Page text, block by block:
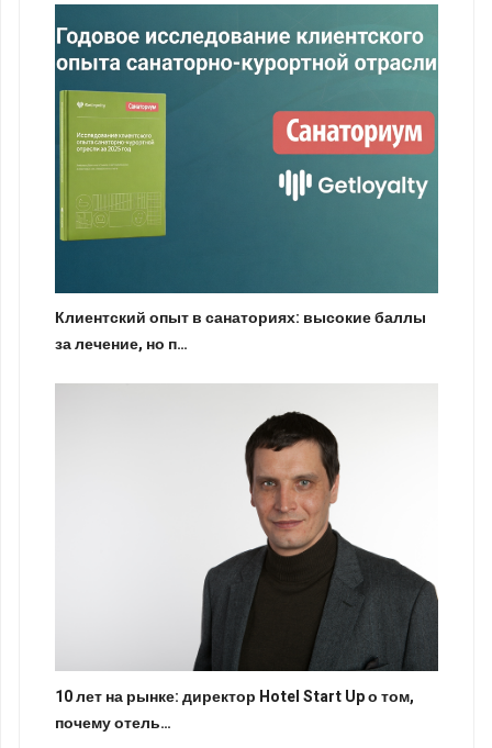
Клиентский опыт в санаториях: высокие баллы
за лечение, но п…
10 лет на рынке: директор Hotel Start Up о том,
почему отель…